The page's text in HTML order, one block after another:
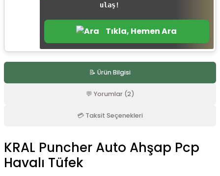
ulaş!
Tıkla, Hemen Ara
📝 Ürün Bilgisi
💬 Yorumlar (2)
💳 Taksit Seçenekleri
KRAL Puncher Auto Ahşap Pcp
Havalı Tüfek